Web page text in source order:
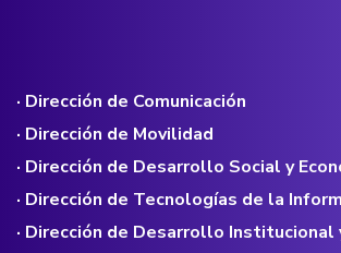
· Dirección de Comunicación
· Dirección de Movilidad
· Dirección de Desarrollo Social y
· Dirección de Tecnologías de la
· Dirección de Desarrollo